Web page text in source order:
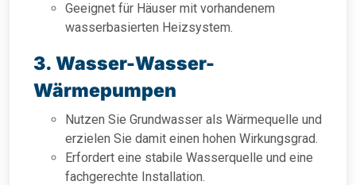
Geeignet für Häuser mit vorhandenem
wasserbasierten Heizsystem.
3. Wasser-Wasser-
Wärmepumpen
Nutzen Sie Grundwasser als Wärmequelle und
erzielen Sie damit einen hohen Wirkungsgrad.
Erfordert eine stabile Wasserquelle und eine
fachgerechte Installation.